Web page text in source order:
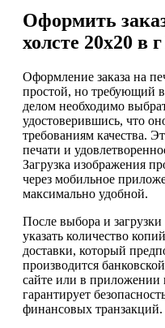
Оформить
холсте 20х20 в
Оформление заказа на
простой, но требующий
делом необходимо
удостоверившись, что
требованиям качества.
печати и
Загрузка изображения
через мобильное
максимально удобной.
После выбора и
указать количество
доставки, который
производится
сайте или в приложении
гарантирует
финансовых транзакций.